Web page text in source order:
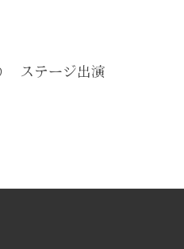
ステージ出演